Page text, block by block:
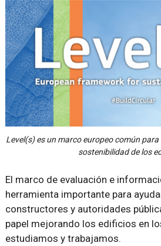
Level(s) es un marco europeo común
sostenibilidad de los
El marco de evaluación e
herramienta importante para
constructores y autoridades
papel mejorando los edificios en
estudiamos y trabajamos.